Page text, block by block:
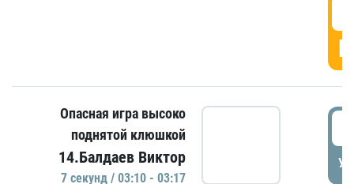
Опасная игра высоко
поднятой клюшкой
14.Балдаев Виктор
7 секунд / 03:10 - 03:17